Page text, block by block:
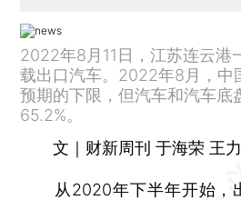
2022年8月11日，江苏连云港
载出口汽车。2022年8月，中
预期的下限，但汽车和汽车底
65.2%。
文｜财新周刊 于海荣 王
从2020年下半年开始，